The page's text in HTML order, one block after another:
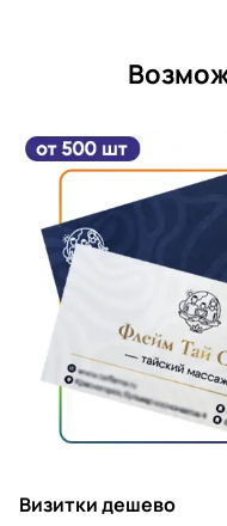
Визитки дешево